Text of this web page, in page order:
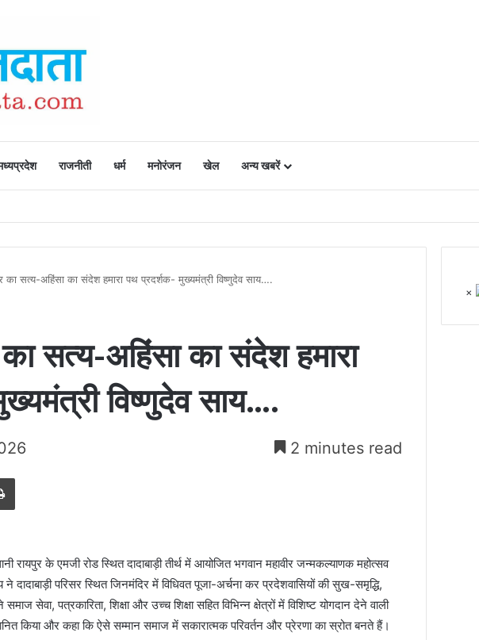
राजनीती धर्म मनोरंजन खेल अन्य खबरें
पर उपलब्धता से किसानों में उत्साह, नैनो डीएपी और नैनो यूरिया बने किसानों के भरोसेमंद कृषि साथी…..
का सत्य-अहिंसा का संदेश हमारा पथ प्रदर्शक- मुख्यमंत्री विष्णुदेव साय….
का सत्य-अहिंसा का संदेश हमारा
विष्णुदेव साय….
2 minutes read
Print
रायपुर के एमजी रोड स्थित दादाबाड़ी तीर्थ में आयोजित भगवान महावीर जन्मकल्याणक महोत्सव
परिसर स्थित जिनमंदिर में विधिवत पूजा-अर्चना कर प्रदेशवासियों की सुख-समृद्धि,
सेवा, पत्रकारिता, शिक्षा और उच्च शिक्षा सहित विभिन्न क्षेत्रों में विशिष्ट योगदान देने वाली
किया और कहा कि ऐसे सम्मान समाज में सकारात्मक परिवर्तन और प्रेरणा का स्रोत बनते हैं।
×